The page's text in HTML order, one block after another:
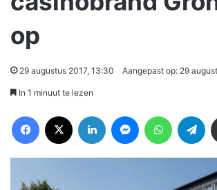
op
29 augustus 2017, 13:30 Aangepast op: 29
In 1 minuut te lezen